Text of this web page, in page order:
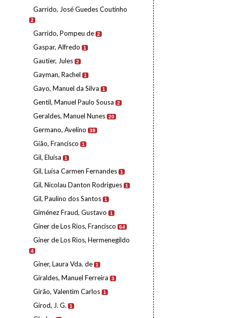
Garrido, José Guedes Coutinho
2
Garrido, Pompeu de 2
Gaspar, Alfredo 1
Gautier, Jules 2
Gayman, Rachel 1
Gayo, Manuel da Silva 1
Gentil, Manuel Paulo Sousa 2
Geraldes, Manuel Nunes 20
Germano, Avelino 38
Gião, Francisco 1
Gil, Eluísa 1
Gil, Luísa Carmen Fernandes 1
Gil, Nicolau Danton Rodrigues 1
Gil, Paulino dos Santos 1
Giménez Fraud, Gustavo 1
Giner de Los Rios, Francisco 64
Giner de Los Rios, Hermenegildo
4
Giner, Laura Vda. de 1
Giraldes, Manuel Ferreira 3
Girão, Valentim Carlos 1
Girod, J. G. 1